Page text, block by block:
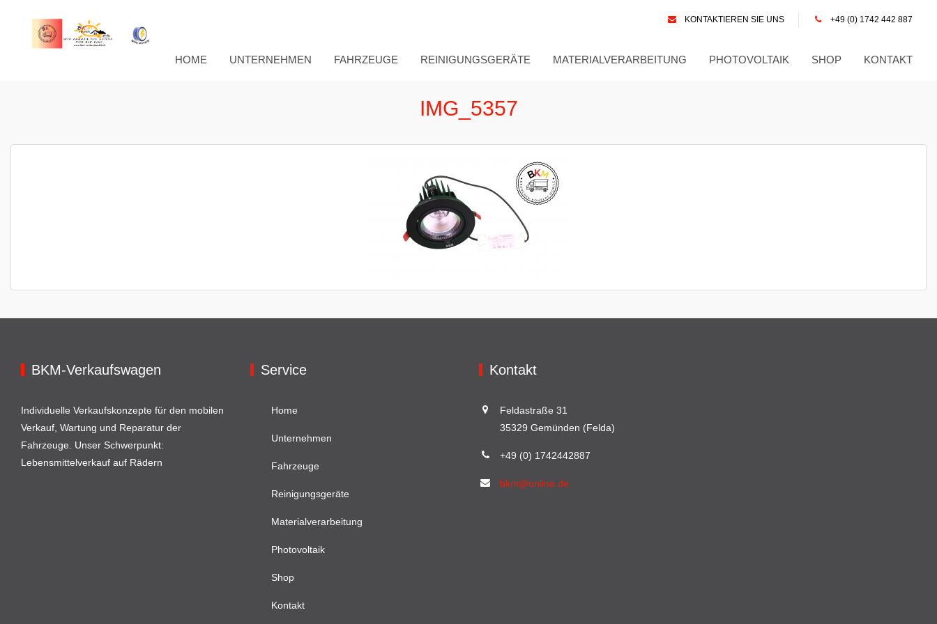
KONTAKTIEREN SIE UNS +49 (0) 1742 442 887
HOME UNTERNEHMEN FAHRZEUGE REINIGUNGSGERÄTE MATERIALVERARBEITUNG PHOTOVOLTAIK SHOP KONTAKT
IMG_5357
BKM-Verkaufswagen
Individuelle Verkaufskonzepte für den mobilen
Verkauf, Wartung und Reparatur der
Fahrzeuge. Unser Schwerpunkt:
Lebensmittelverkauf auf Rädern
Service
Home
Unternehmen
Fahrzeuge
Reinigungsgeräte
Materialverarbeitung
Photovoltaik
Shop
Kontakt
Kontakt
Feldastraße 31
35329 Gemünden (Felda)
+49 (0) 1742442887
bkm@online.de